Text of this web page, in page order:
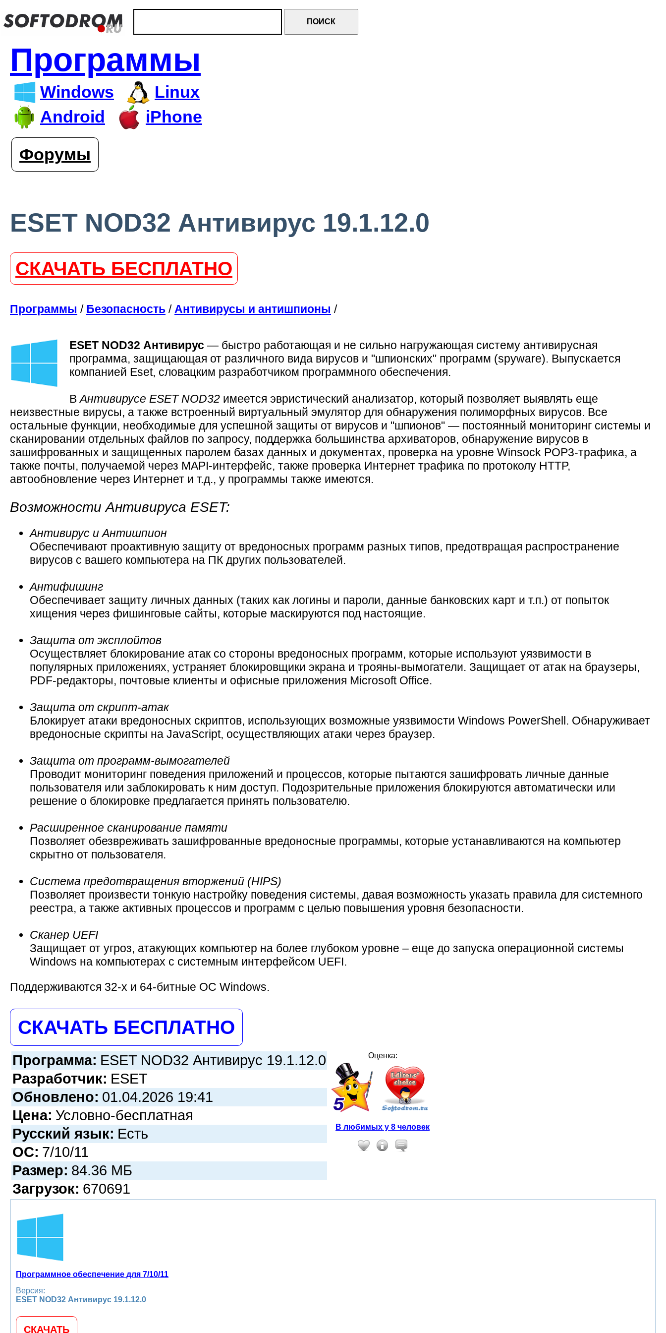
Программы
Windows
Linux
Android
iPhone
Форумы
ESET NOD32 Антивирус 19.1.12.0
СКАЧАТЬ БЕСПЛАТНО
Программы / Безопасность / Антивирусы и антишпионы /
ESET NOD32 Антивирус — быстро работающая и не сильно нагружающая систему антивирусная
программа, защищающая от различного вида вирусов и "шпионских" программ (spyware). Выпускается
компанией Eset, словацким разработчиком программного обеспечения.
ВАнтивирусе ESET NOD32 имеется эвристический анализатор, который позволяет выявлять еще
неизвестные вирусы, а также встроенный виртуальный эмулятор для обнаружения полиморфных вирусов. Все
остальные функции, необходимые для успешной защиты от вирусов и "шпионов" — постоянный мониторинг системы и
сканировании отдельных файлов по запросу, поддержка большинства архиваторов, обнаружение вирусов в
зашифрованных и защищенных паролем базах данных и документах, проверка на уровне Winsock POP3-трафика, а
также почты, получаемой через MAPI-интерфейс, также проверка Интернет трафика по протоколу HTTP,
автообновление через Интернет и т.д., у программы также имеются.
Возможности Антивируса ESET:
Антивирус и Антишпион
Обеспечивают проактивную защиту от вредоносных программ разных типов, предотвращая распространение
вирусов с вашего компьютера на ПК других пользователей.
Антифишинг
Обеспечивает защиту личных данных (таких как логины и пароли, данные банковских карт и т.п.) от попыток
хищения через фишинговые сайты, которые маскируются под настоящие.
Защита от эксплойтов
Осуществляет блокирование атак со стороны вредоносных программ, которые используют уязвимости в
популярных приложениях, устраняет блокировщики экрана и трояны-вымогатели. Защищает от атак на браузеры,
PDF-редакторы, почтовые клиенты и офисные приложения Microsoft Office.
Защита от скрипт-атак
Блокирует атаки вредоносных скриптов, использующих возможные уязвимости Windows PowerShell. Обнаруживает
вредоносные скрипты на JavaScript, осуществляющих атаки через браузер.
Защита от программ-вымогателей
Проводит мониторинг поведения приложений и процессов, которые пытаются зашифровать личные данные
пользователя или заблокировать к ним доступ. Подозрительные приложения блокируются автоматически или
решение о блокировке предлагается принять пользователю.
Расширенное сканирование памяти
Позволяет обезвреживать зашифрованные вредоносные программы, которые устанавливаются на компьютер
скрытно от пользователя.
Система предотвращения вторжений (HIPS)
Позволяет произвести тонкую настройку поведения системы, давая возможность указать правила для системного
реестра, а также активных процессов и программ с целью повышения уровня безопасности.
Сканер UEFI
Защищает от угроз, атакующих компьютер на более глубоком уровне – еще до запуска операционной системы
Windows на компьютерах с системным интерфейсом UEFI.
Поддерживаются 32-х и 64-битные ОС Windows.
СКАЧАТЬ БЕСПЛАТНО
Программа: ESET NOD32 Антивирус 19.1.12.0
Разработчик: ESET
Обновлено: 01.04.2026 19:41
Цена: Условно-бесплатная
Русский язык: Есть
ОС: 7/10/11
Размер: 84.36 МБ
Загрузок: 670691
Оценка:
В любимых у 8 человек
Программное обеспечение для 7/10/11
Версия:
ESET NOD32 Антивирус 19.1.12.0
СКАЧАТЬ